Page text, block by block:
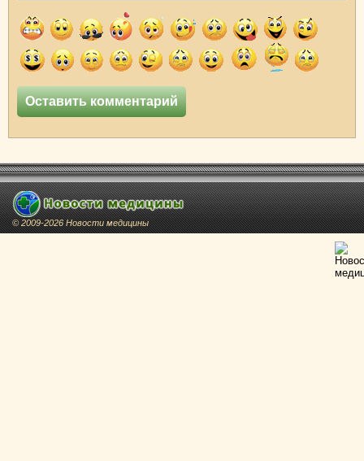
© 2009-2026 Новости медицины